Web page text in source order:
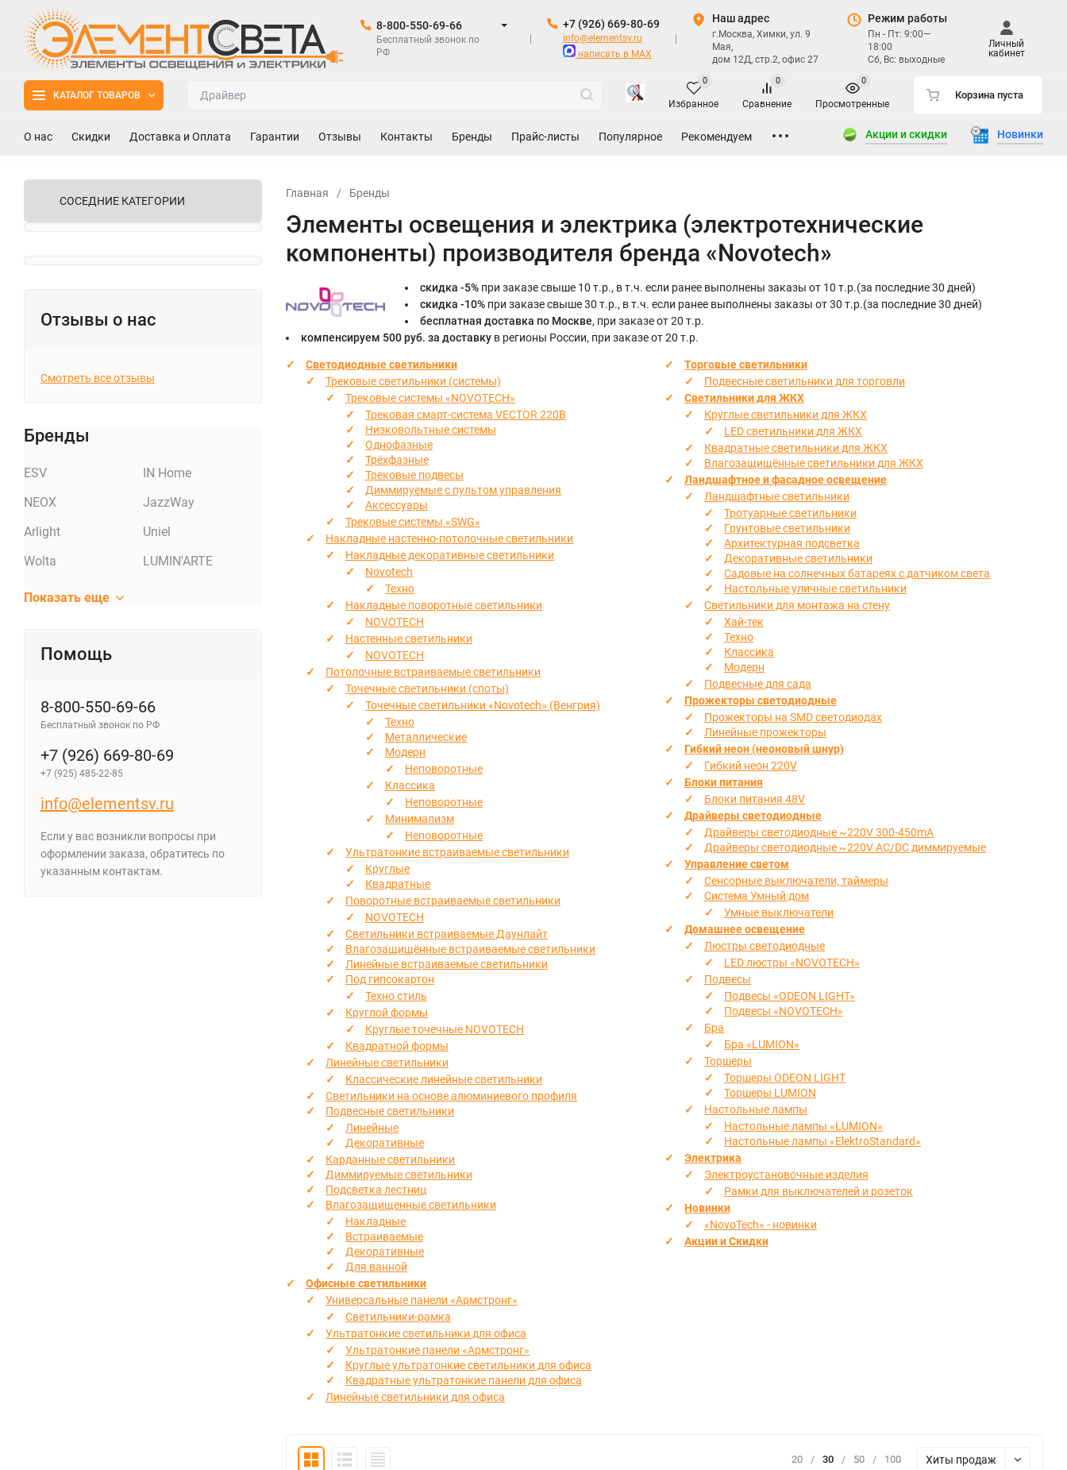
8-800-550-69-66
Бесплатный звонок по
РФ
+7 (926) 669-80-69
info@elementsv.ru
написать в MAX
Наш адрес
г.Москва, Химки, ул. 9
Мая,
дом 12Д, стр.2, офис 27
Режим работы
Пн - Пт: 9:00—
18:00
Сб, Вс: выходные
Личный
кабинет
КАТАЛОГ ТОВАРОВ
Избранное
0
Сравнение
0
Просмотренные
0
Корзина пуста
О нас Скидки Доставка и Оплата Гарантии Отзывы Контакты Бренды Прайс-листы Популярное Рекомендуем Акции и скидки Новинки
СОСЕДНИЕ КАТЕГОРИИ
Отзывы о нас
Смотреть все отзывы
Бренды
ESV
IN Home
NEOX
JazzWay
Arlight
Uniel
Wolta
LUMIN'ARTE
Показать еще
Помощь
8-800-550-69-66
Бесплатный звонок по РФ
+7 (926) 669-80-69
+7 (925) 485-22-85
info@elementsv.ru
Если у вас возникли вопросы при
оформлении заказа, обратитесь по
указанным контактам.
Главная / Бренды
Элементы освещения и электрика (электротехнические
компоненты) производителя бренда «Novotech»
скидка -5% при заказе свыше 10 т.р., в т.ч. если ранее выполнены заказы от 10 т.р.(за последние 30 дней)
скидка -10% при заказе свыше 30 т.р., в т.ч. если ранее выполнены заказы от 30 т.р.(за последние 30 дней)
бесплатная доставка по Москве, при заказе от 20 т.р.
компенсируем 500 руб. за доставку в регионы России, при заказе от 20 т.р.
Светодиодные светильники
Трековые светильники (системы)
Трековые системы «NOVOTECH»
Трековая смарт-система VECTOR 220В
Низковольтные системы
Однофазные
Трёхфазные
Трековые подвесы
Диммируемые с пультом управления
Аксессуары
Трековые системы «SWG»
Накладные настенно-потолочные светильники
Накладные декоративные светильники
Novotech
Техно
Накладные поворотные светильники
NOVOTECH
Настенные светильники
NOVOTECH
Потолочные встраиваемые светильники
Точечные светильники (споты)
Точечные светильники «Novotech» (Венгрия)
Техно
Металлические
Модерн
Неповоротные
Классика
Неповоротные
Минимализм
Неповоротные
Ультратонкие встраиваемые светильники
Круглые
Квадратные
Поворотные встраиваемые светильники
NOVOTECH
Светильники встраиваемые Даунлайт
Влагозащищённые встраиваемые светильники
Линейные встраиваемые светильники
Под гипсокартон
Техно стиль
Круглой формы
Круглые точечные NOVOTECH
Квадратной формы
Линейные светильники
Классические линейные светильники
Светильники на основе алюминиевого профиля
Подвесные светильники
Линейные
Декоративные
Карданные светильники
Диммируемые светильники
Подсветка лестниц
Влагозащищенные светильники
Накладные
Встраиваемые
Декоративные
Для ванной
Офисные светильники
Универсальные панели «Армстронг»
Светильники-рамка
Ультратонкие светильники для офиса
Ультратонкие панели «Армстронг»
Круглые ультратонкие светильники для офиса
Квадратные ультратонкие панели для офиса
Линейные светильники для офиса
Торговые светильники
Подвесные светильники для торговли
Светильники для ЖКХ
Круглые светильники для ЖКХ
LED светильники для ЖКХ
Квадратные светильники для ЖКХ
Влагозащищённые светильники для ЖКХ
Ландшафтное и фасадное освещение
Ландшафтные светильники
Тротуарные светильники
Грунтовые светильники
Архитектурная подсветка
Декоративные светильники
Садовые на солнечных батареях с датчиком света
Настольные уличные светильники
Светильники для монтажа на стену
Хай-тек
Техно
Классика
Модерн
Подвесные для сада
Прожекторы светодиодные
Прожекторы на SMD светодиодах
Линейные прожекторы
Гибкий неон (неоновый шнур)
Гибкий неон 220V
Блоки питания
Блоки питания 48V
Драйверы светодиодные
Драйверы светодиодные ~220V 300-450mA
Драйверы светодиодные ~220V AC/DC диммируемые
Управление светом
Сенсорные выключатели, таймеры
Система Умный дом
Умные выключатели
Домашнее освещение
Люстры светодиодные
LED люстры «NOVOTECH»
Подвесы
Подвесы «ODEON LIGHT»
Подвесы «NOVOTECH»
Бра
Бра «LUMION»
Торшеры
Торшеры ODEON LIGHT
Торшеры LUMION
Настольные лампы
Настольные лампы «LUMION»
Настольные лампы «ElektroStandard»
Электрика
Электроустановочные изделия
Рамки для выключателей и розеток
Новинки
«NovoTech» - новинки
Акции и Скидки
20 / 30 / 50 / 100 Хиты продаж